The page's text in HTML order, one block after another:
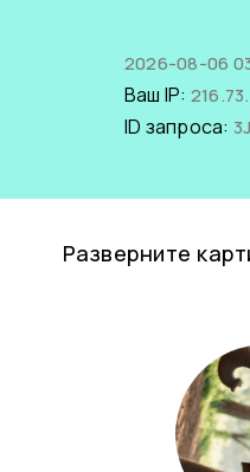
2026-08-06
Ваш IP:
ID запроса:
Разверните